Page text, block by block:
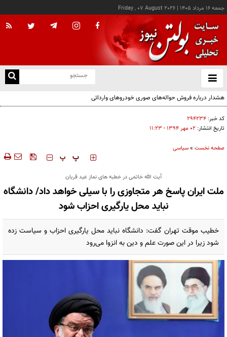
جمعه ۱۶ مرداد ۱۴۰۵ |
Friday , 07 August 2026
باز
و
کد خبر: ۲۹۴۲۳۴
تاریخ انتشار: ۰۲ مهر ۱۳۹۴ - ۱۱:۲۳
صفحه نخست »سیاسی
‍‍‍ پ پ
آیت الله خاتمی در خطبه های نماز عید قربان
ملت ایران پاسخ هر متجاوزی را با سیلی خواهد داد/ دانشگاه
نباید محل یارگیری احزاب شود
خطیب موقت تهران گفت: دانشگاه نباید محل یارگیری احزاب و سیاست زده
شود زیرا در این صورت علم و دین به انزوا می‌رود